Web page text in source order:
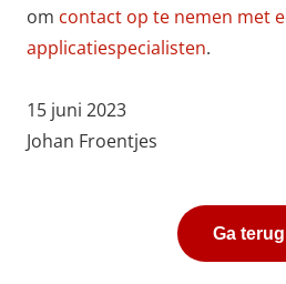
om contact op te nemen met
applicatiespecialisten.
15 juni 2023
Johan Froentjes
Ga terug